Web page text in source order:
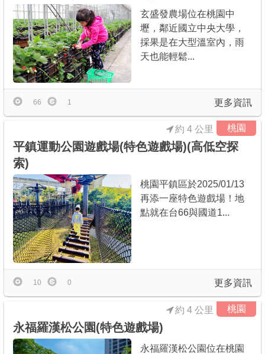
玄盛發農場位在桃園中
壢，鄰近國立中央大學，
採果是在大型溫室內，雨
天也能輕鬆...
更多資訊
66 1
桃園
平鎮運動公園遊戲場(特色遊戲場)(高低空探
索)
約 4 公里
桃園平鎮區於2025/01/13
再添一座特色遊戲場！地
點就在台66與國道1...
更多資訊
10 0
桃園
永福羅漢松公園(特色遊戲場)
約 4 公里
永福羅漢松公園位在桃園